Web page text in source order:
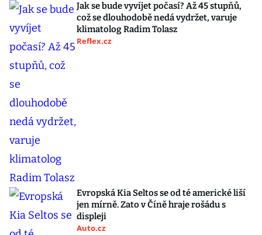
Jak se bude vyvíjet počasí? Až 45 stupňů,
což se dlouhodobě nedá vydržet, varuje
klimatolog Radim Tolasz
Reflex.cz
Evropská Kia Seltos se od té americké liší
jen mírně. Zato v Číně hraje rošádu s
displeji
Auto.cz